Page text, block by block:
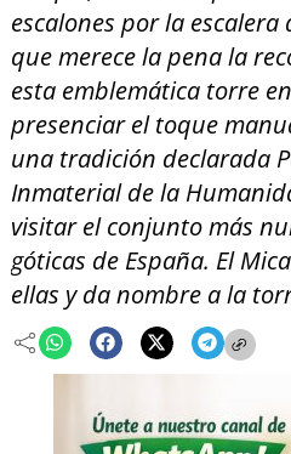
escalones por la
que merece la pena la
esta emblemática torre
presenciar el toque
una tradición declarada
Inmaterial de la
visitar el conjunto más
góticas de España. El
ellas y da nombre a la